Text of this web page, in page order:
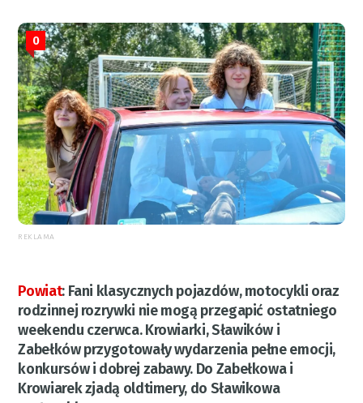
0
REKLAMA
Powiat: Fani klasycznych pojazdów, motocykli oraz
rodzinnej rozrywki nie mogą przegapić ostatniego
weekendu czerwca. Krowiarki, Sławików i
Zabełków przygotowały wydarzenia pełne emocji,
konkursów i dobrej zabawy. Do Zabełkowa i
Krowiarek zjadą oldtimery, do Sławikowa